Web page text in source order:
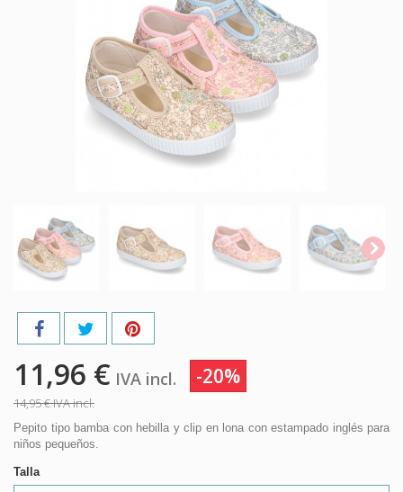
11,96 € IVA incl. -20%
14,95 €IVA incl.
Pepito tipo bamba con hebilla y clip en lona con estampado inglés para
niños pequeños.
Talla